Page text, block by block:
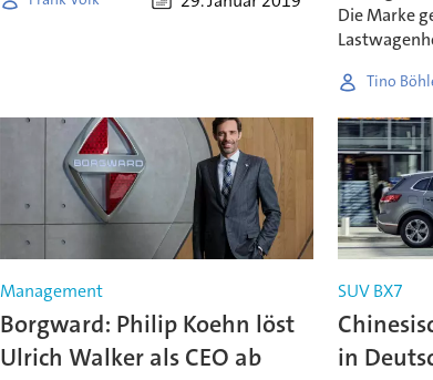
Die Marke
Tino
Management
Borgward: Philip Koehn löst
Ulrich Walker als CEO ab
SUV BX7
in